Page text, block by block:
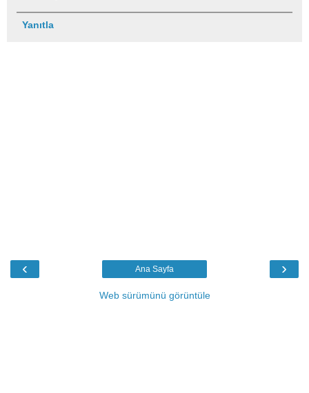
Yanıtla
‹ ›
Ana Sayfa
Web sürümünü görüntüle